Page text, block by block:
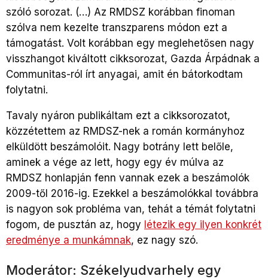
szóló sorozat. (…) Az RMDSZ korábban finoman
szólva nem kezelte transzparens módon ezt a
támogatást. Volt korábban egy meglehetősen nagy
visszhangot kiváltott cikksorozat, Gazda Árpádnak a
Communitas-ról írt anyagai, amit én bátorkodtam
folytatni.
Tavaly nyáron publikáltam ezt a cikksorozatot,
közzétettem az RMDSZ-nek a román kormányhoz
elküldött beszámolóit. Nagy botrány lett belőle,
aminek a vége az lett, hogy egy év múlva az
RMDSZ honlapján fenn vannak ezek a beszámolók
2009-től 2016-ig. Ezekkel a beszámolókkal továbbra
is nagyon sok probléma van, tehát a témát folytatni
fogom, de pusztán az, hogy létezik egy ilyen konkrét
eredménye a munkámnak, ez nagy szó.
Moderátor: Székelyudvarhely egy